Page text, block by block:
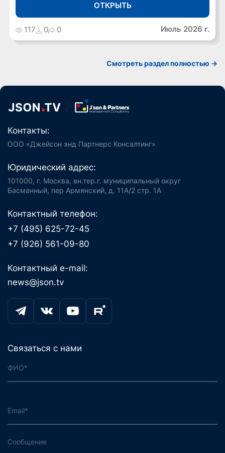
ОТКРЫТЬ
117 0 0 Июль 2026 г.
Cмотреть раздел полностью ->
Контакты:
ООО «Джейсон энд Партнерс Консалтинг»
Юридический адрес:
101000, г. Москва, вн.тер.г. муниципальный округ
Басманный, пер Армянский, д. 11А/2 стр. 1А
Контактный телефон:
+7 (495) 625-72-45
+7 (926) 561-09-80
Контактный e-mail:
news@json.tv
Связаться с нами